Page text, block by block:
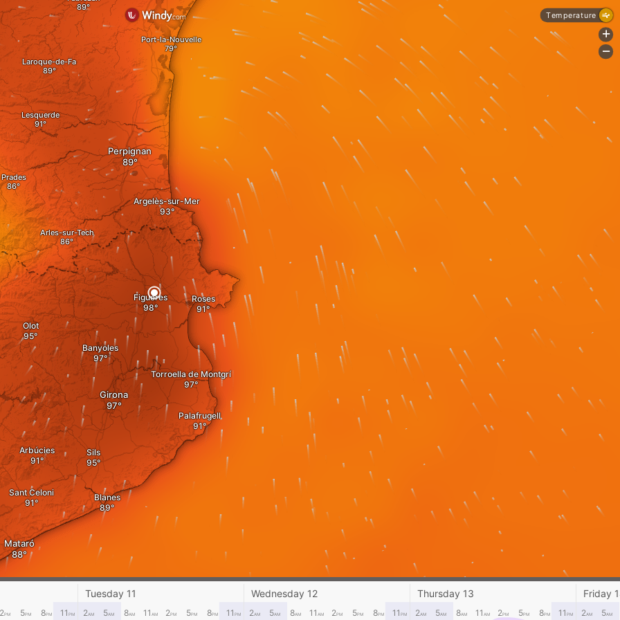
Arles-sur-Tech
Banyoles
Olot
Figueres Roses
Argelès-sur-Mer
Torroella de Montgrí
Prades
Lesquerde
Laroque-de-Fa
Perpignan
Port-la-Nouvelle
Blanes
Sils
Sant Celoni
Arbúcies
Mataró
Palafrugell
Girona
Tuesday 11 Wednesday 12 Thursday 13 Friday
2PM 5PM 8PM 11 PM 2AM 5AM 8AM 11 AM 2PM 5PM 8PM 11 PM 2AM 5AM 8AM 11 AM 2PM 5PM 8PM 11 PM 2AM 5AM 8AM 11 AM 2PM 5PM 8PM 11 PM 2AM 5AM
Temperature
+
-